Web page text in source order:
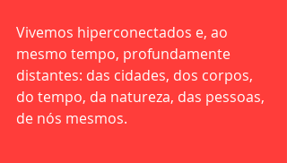
Vivemos hiperconectados e, ao
mesmo tempo, profundamente
distantes: das cidades, dos corpos,
do tempo, da natureza, das pessoas,
de nós mesmos.